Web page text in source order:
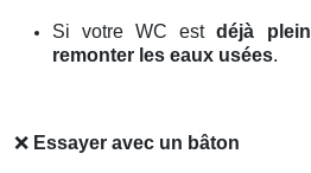
Si votre WC estdéjà plein
remonter les eaux usées.
❌ Essayer avec un bâton